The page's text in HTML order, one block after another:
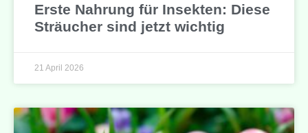
Erste Nahrung für Insekten: Diese
Sträucher sind jetzt wichtig
21 April 2026